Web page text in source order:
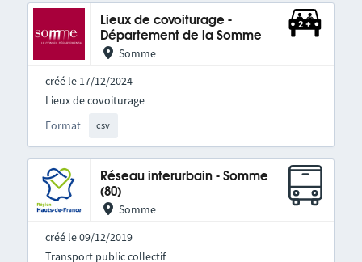
Lieux de covoiturage -
Département de la Somme
Somme
créé le 17/12/2024
Format csv
Lieux de covoiturage
Réseau interurbain - Somme
(80)
Somme
créé le 09/12/2019
Transport public collectif